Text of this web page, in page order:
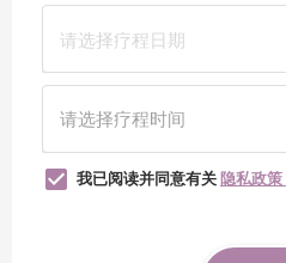
我已阅读并同意有关隐私政策